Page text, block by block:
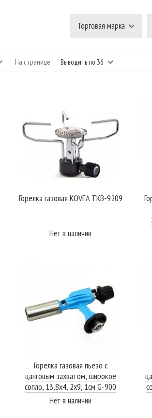
Торговая марка
На странице: Выводить по 36
Горелка газовая KOVEA TKB-9209
Нет в наличии
Горелка газовая пьезо с
цанговым захватом, широкое
сопло, 13,8х4, 2х9, 1см G-900
РУССО ТУРИСТО
Нет в наличии